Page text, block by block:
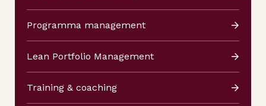
Programma management
Lean Portfolio Management
Training & coaching